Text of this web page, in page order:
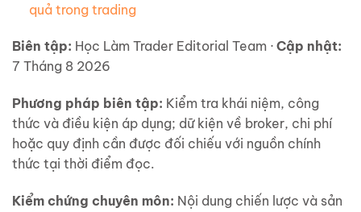
quả trong trading
Biên tập: Học Làm Trader Editorial Team · Cập nhật:
7 Tháng 8 2026
Phương pháp biên tập: Kiểm tra khái niệm, công
thức và điều kiện áp dụng; dữ kiện về broker, chi phí
hoặc quy định cần được đối chiếu với nguồn chính
thức tại thời điểm đọc.
Kiểm chứng chuyên môn: Nội dung chiến lược và sản